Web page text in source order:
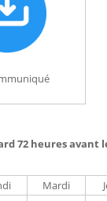
72 heures avant
Mardi